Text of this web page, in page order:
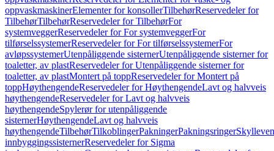
oppvaskmaskinerElementer for konsollerTilbehørReservedeler for
TilbehørTilbehørReservedeler for TilbehørFor
systemveggerReservedeler for For systemveggerFor
tilførselssystemerReservedeler for For tilførselssystemerFor
avløpssystemerUtenpåliggende sisternerUtenpåliggende sisterner for
toaletter, av plastReservedeler for Utenpåliggende sisterner for
toaletter, av plastMontert på toppReservedeler for Montert på
toppHøythengendeReservedeler for HøythengendeLavt og halvveis
høythengendeReservedeler for Lavt og halvveis
høythengendeSpylerør for utenpåliggende
sisternerHøythengendeLavt og halvveis
høythengendeTilbehørTilkoblingerPakningerPakningsringer
innbyggingssisternerReservedeler for Sigma